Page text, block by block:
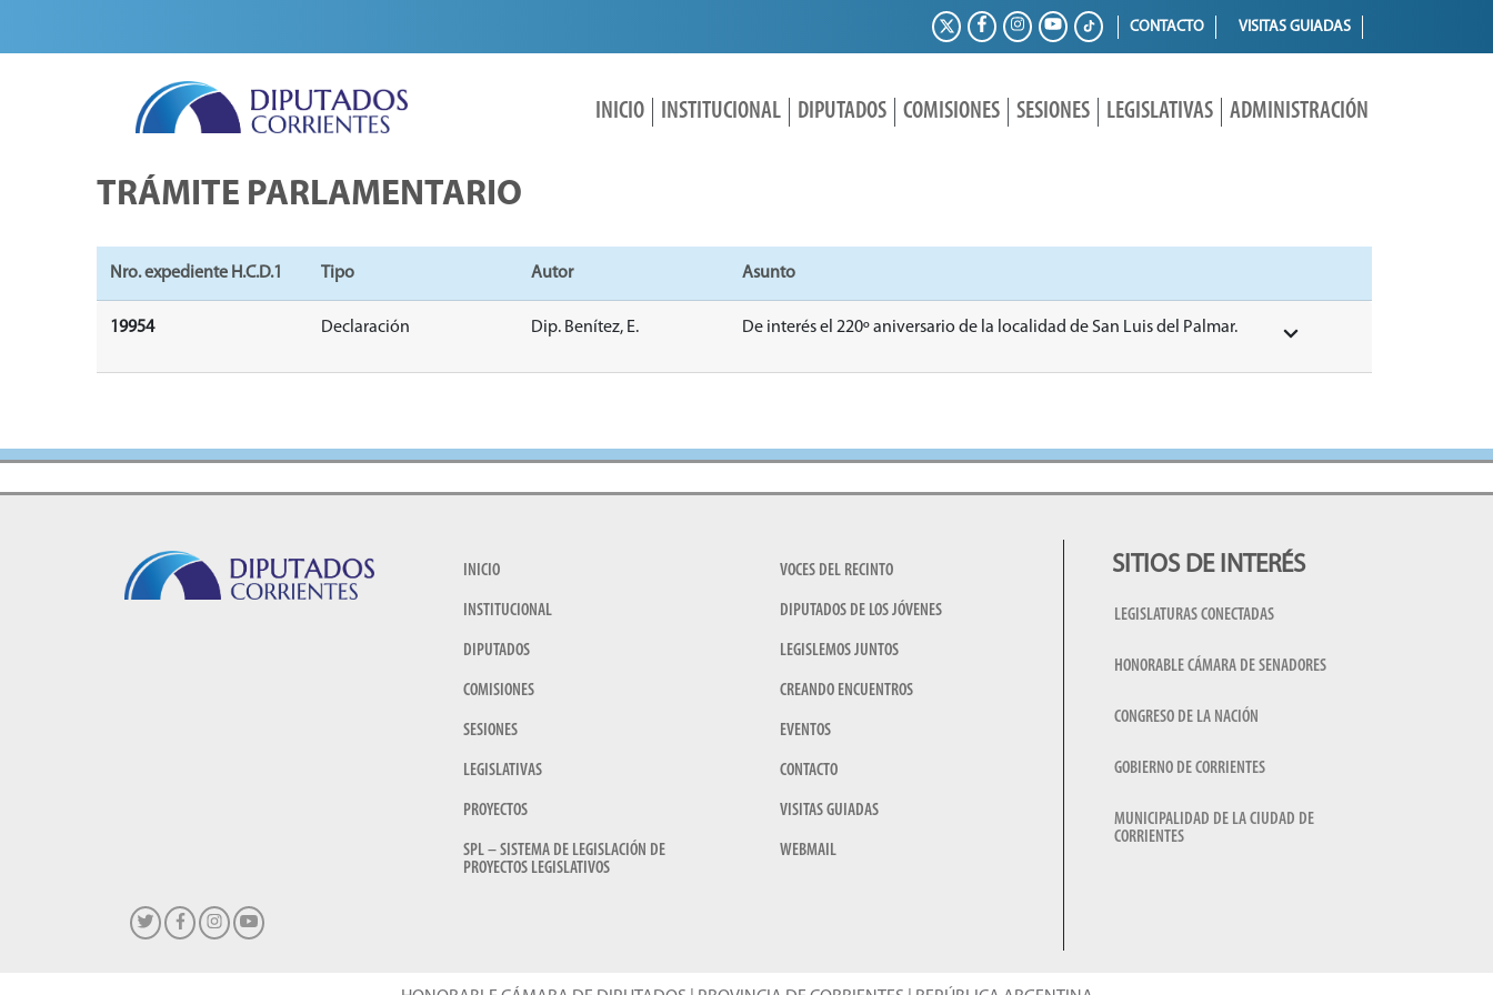
CONTACTO VISITAS GUIADAS
INICIO INSTITUCIONAL DIPUTADOS COMISIONES SESIONES LEGISLATIVAS ADMINISTRACIÓN
TRÁMITE PARLAMENTARIO
Nro. expediente H.C.D.1 Tipo Autor Asunto
19954 Declaración Dip. Benítez, E. De interés el 220º aniversario de la localidad de San Luis del Palmar.
INICIO
INSTITUCIONAL
DIPUTADOS
COMISIONES
SESIONES
LEGISLATIVAS
PROYECTOS
SPL – SISTEMA DE LEGISLACIÓN DE
PROYECTOS LEGISLATIVOS
VOCES DEL RECINTO
DIPUTADOS DE LOS JÓVENES
LEGISLEMOS JUNTOS
CREANDO ENCUENTROS
EVENTOS
CONTACTO
VISITAS GUIADAS
WEBMAIL
SITIOS DE INTERÉS
LEGISLATURAS CONECTADAS
HONORABLE CÁMARA DE SENADORES
CONGRESO DE LA NACIÓN
GOBIERNO DE CORRIENTES
MUNICIPALIDAD DE LA CIUDAD DE
CORRIENTES